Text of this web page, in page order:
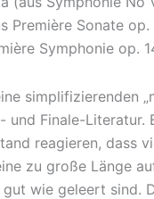
Première Sonate op.
Symphonie op.
simplifizierenden
und Finale-
reagieren, dass
zu große Länge
wie geleert sind.